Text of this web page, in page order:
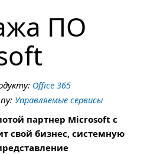
ПО
Office 365
Управляемые сервисы
партнер Microsoft с
свой бизнес, системную